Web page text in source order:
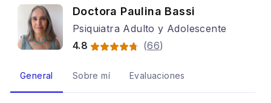
Doctora Paulina Bassi
Psiquiatra Adulto y Adolescente
4.8
(66)
General Sobre mí Evaluaciones